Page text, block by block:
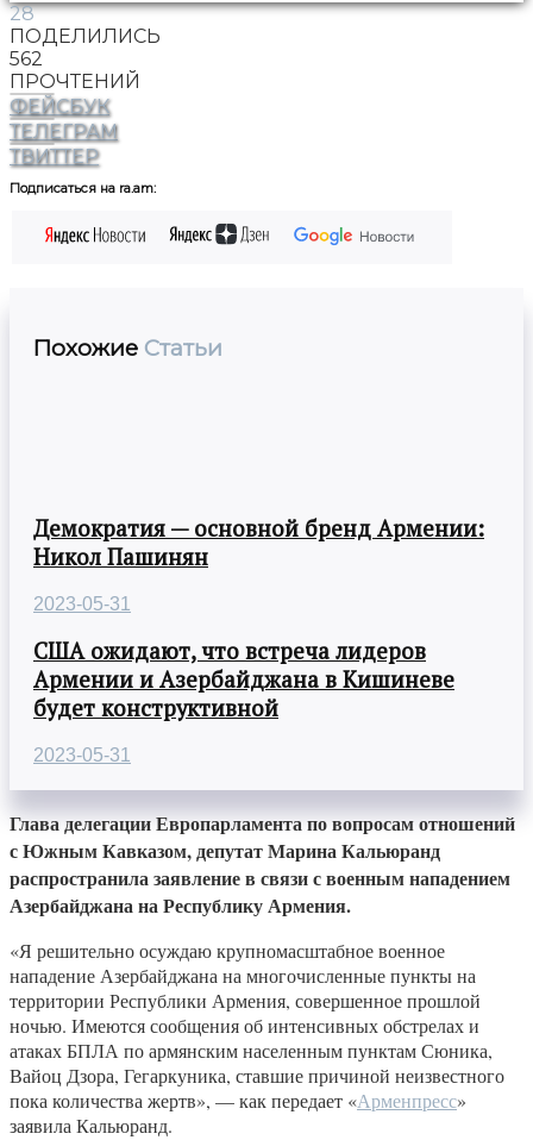
28
ПОДЕЛИЛИСЬ
562
ПРОЧТЕНИЙ
ФЕЙСБУК
ТЕЛЕГРАМ
ТВИТТЕР
Подписаться на ra.am:
Похожие Статьи
Демократия — основной бренд Армении:
Никол Пашинян
2023-05-31
США ожидают, что встреча лидеров
Армении и Азербайджана в Кишиневе
будет конструктивной
2023-05-31
Глава делегации Европарламента по вопросам отношений
с Южным Кавказом, депутат Марина Кальюранд
распространила заявление в связи с военным нападением
Азербайджана на Республику Армения.
«Я решительно осуждаю крупномасштабное военное
нападение Азербайджана на многочисленные пункты на
территории Республики Армения, совершенное прошлой
ночью. Имеются сообщения об интенсивных обстрелах и
атаках БПЛА по армянским населенным пунктам Сюника,
Вайоц Дзора, Гегаркуника, ставшие причиной неизвестного
пока количества жертв», — как передает «Арменпресс»
заявила Кальюранд.